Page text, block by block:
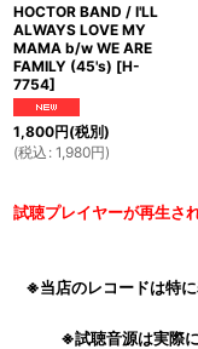
HOCTOR BAND / I'LL
ALWAYS LOVE MY
MAMA b/w WE ARE
FAMILY (45's) [H-
7754]
1,800円(税別)
(税込 : 1,980円)
試聴プレイヤーが再生さ
※当店のレコードは特
※試聴音源は実際